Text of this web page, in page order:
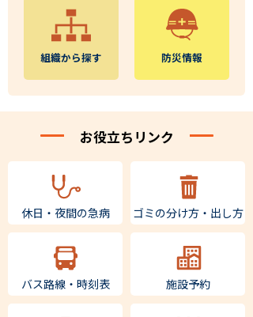
組織から探す 防災情報
お役立ちリンク
休日・夜間の急病 ゴミの分け方・出し方
バス路線・時刻表 施設予約